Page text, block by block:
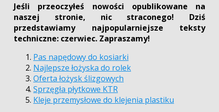
Jeśli przeoczyłeś nowości opublikowane na
naszej stronie, nic straconego! Dziś
przedstawiamy najpopularniejsze teksty
techniczne: czerwiec. Zapraszamy!
Pas napędowy do kosiarki
Najlepsze łożyska do rolek
Oferta łożysk ślizgowych
Sprzęgła płytkowe KTR
Kleje przemysłowe do klejenia plastiku